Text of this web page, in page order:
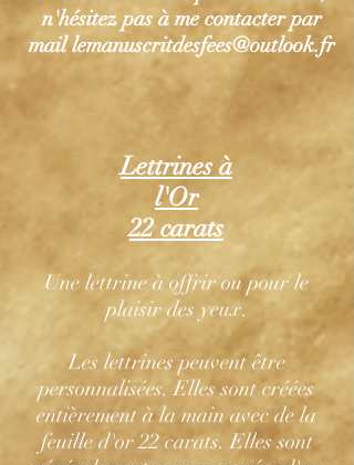
n'hésitez pas à me contacter par
maillemanuscritdesfees@outlook.fr
Lettrines à
l'Or
22 carats
Une lettrine à offrir ou pour le
plaisir des yeux.
Les lettrines peuvent être
personnalisées. Elles sont créées
entièrement à la main avec de la
feuille d'or 22 carats. Elles sont